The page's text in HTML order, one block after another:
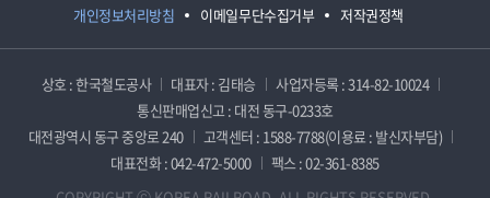
개인정보처리방침 이메일무단수집거부 저작권정책
상호 : 한국철도공사 대표자 : 김태승
사업자등록 : 314-82-10024
통신판매업신고 : 대전 동구-0233호
대전광역시 동구 중앙로 240
고객센터 : 1588-7788(이용료 : 발신자부담)
대표전화 : 042-472-5000
팩스 : 02-361-8385